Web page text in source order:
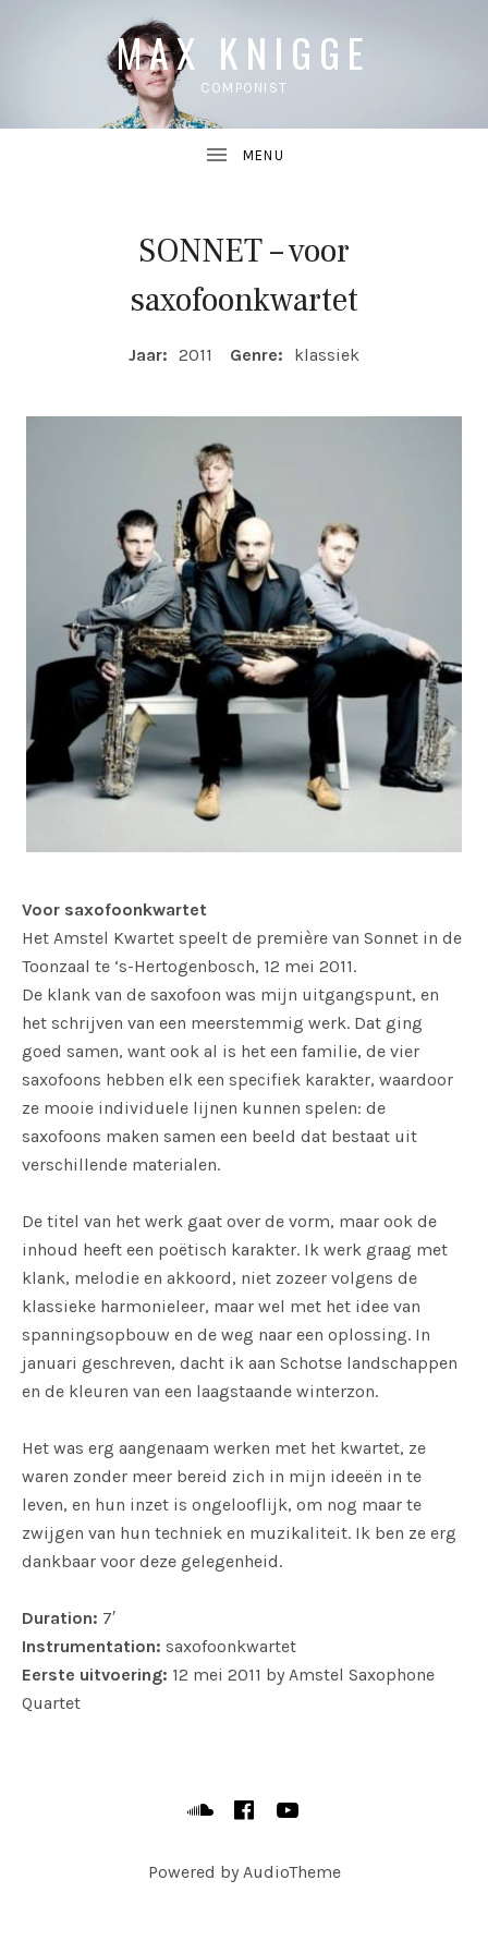
MAX KNIGGE
COMPONIST
SONNET – voor
saxofoonkwartet
COMPOSITIE DETAILS
Jaar: 2011 Genre: klassiek
Voor saxofoonkwartet
Het Amstel Kwartet speelt de première van Sonnet in de
Toonzaal te ‘s-Hertogenbosch, 12 mei 2011.
De klank van de saxofoon was mijn uitgangspunt, en
het schrijven van een meerstemmig werk. Dat ging
goed samen, want ook al is het een familie, de vier
saxofoons hebben elk een specifiek karakter, waardoor
ze mooie individuele lijnen kunnen spelen: de
saxofoons maken samen een beeld dat bestaat uit
verschillende materialen.
De titel van het werk gaat over de vorm, maar ook de
inhoud heeft een poëtisch karakter. Ik werk graag met
klank, melodie en akkoord, niet zozeer volgens de
klassieke harmonieleer, maar wel met het idee van
spanningsopbouw en de weg naar een oplossing. In
januari geschreven, dacht ik aan Schotse landschappen
en de kleuren van een laagstaande winterzon.
Het was erg aangenaam werken met het kwartet, ze
waren zonder meer bereid zich in mijn ideeën in te
leven, en hun inzet is ongelooflijk, om nog maar te
zwijgen van hun techniek en muzikaliteit. Ik ben ze erg
dankbaar voor deze gelegenheid.
Duration: 7′
Instrumentation: saxofoonkwartet
Eerste uitvoering: 12 mei 2011 by Amstel Saxophone
Quartet
SOCIAL MEDIA PROFILES
Soundcloud
Facebook
Powered by AudioTheme